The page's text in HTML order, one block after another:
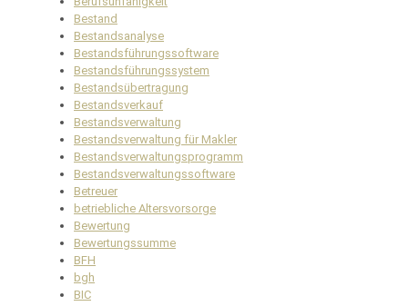
Bestand
Bestandsanalyse
Bestandsführungssoftware
Bestandsführungssystem
Bestandsübertragung
Bestandsverkauf
Bestandsverwaltung
Bestandsverwaltung für Makler
Bestandsverwaltungsprogramm
Bestandsverwaltungssoftware
Betreuer
betriebliche Altersvorsorge
Bewertung
Bewertungssumme
BFH
bgh
BIC